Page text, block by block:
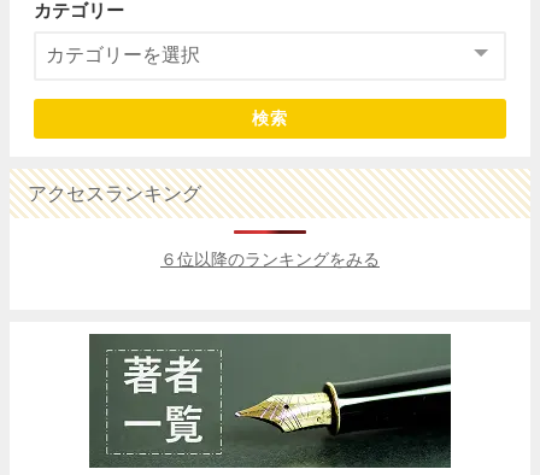
カテゴリー
検索
アクセスランキング
６位以降のランキングをみる